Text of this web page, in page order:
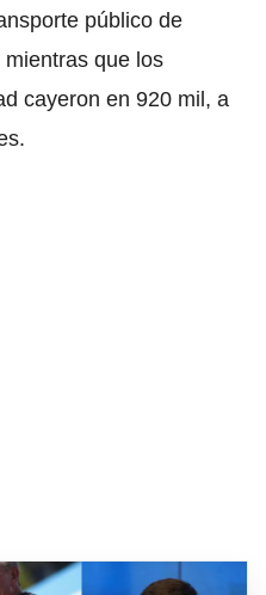
público de
que los
cayeron en 920 mil, a